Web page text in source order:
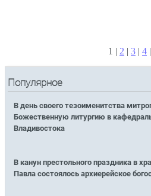
1 | 2 | 3 | 4 |
Популярное
В день своего тезоименитства
Божественную литургию в
Владивостока
В канун престольного праздника в
Павла состоялось архиерейское